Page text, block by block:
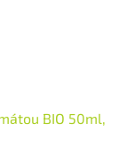
BIO 50ml,